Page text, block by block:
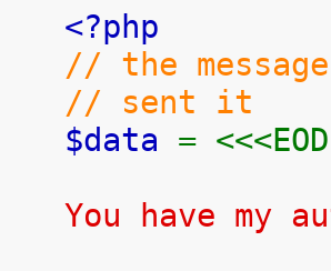
<?php
// the
// sent it
$data = <<<EOD
You have my